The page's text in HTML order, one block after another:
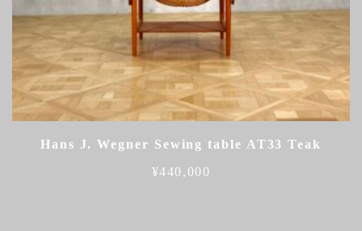
Hans J. Wegner Sewing table AT33 Teak
¥440,000